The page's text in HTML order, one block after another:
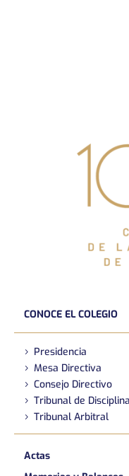
CONOCE EL COLEGIO
Presidencia
Mesa Directiva
Consejo Directivo
Tribunal de Disciplina
Tribunal Arbitral
Actas